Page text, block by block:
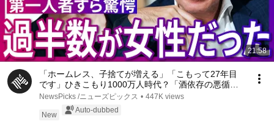
21:58
「ホームレス、子捨てが増える」「こもって27年目
です」ひきこもり1000万人時代？「酒依存の悪循環
と同じ」第一人者、斎藤環が明かす実態…子ども、家
族への対応、不登校の３大原因、孤独死の懸念【落合
陽一】
NewsPicks /ニューズピックス • 447K views
New
Auto-dubbed